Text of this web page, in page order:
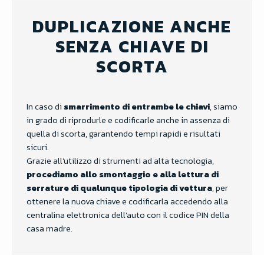
DUPLICAZIONE ANCHE
SENZA CHIAVE DI
SCORTA
In caso di smarrimento di entrambe le chiavi, siamo
in grado di riprodurle e codificarle anche in assenza di
quella di scorta, garantendo tempi rapidi e risultati
sicuri.
Grazie all’utilizzo di strumenti ad alta tecnologia,
procediamo allo smontaggio e alla lettura di
serrature di qualunque tipologia di vettura, per
ottenere la nuova chiave e codificarla accedendo alla
centralina elettronica dell’auto con il codice PIN della
casa madre.